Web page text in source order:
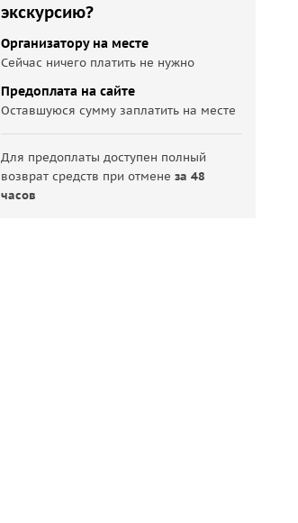
экскурсию?
Организатору на месте
Сейчас ничего платить не нужно
Предоплата на сайте
Оставшуюся сумму заплатить на месте
Для предоплаты доступен полный
возврат средств при отменеза 48
часов